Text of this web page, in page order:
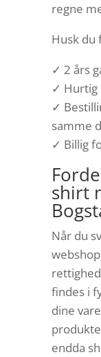
regne
Husk du
✓ 2 års
✓ Hurtig
✓
samme
✓ Billig
shirt
Når du
findes i
dine
endda